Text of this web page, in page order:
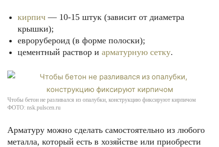
кирпич — 10-15 штук (зависит от диаметра
крышки);
еврорубероид (в форме полоски);
цементный раствор и арматурную сетку.
Чтобы бетон не разливался из опалубки, конструкцию фиксируют кирпичом
ФОТО: nsk.pulscen.ru
Арматуру можно сделать самостоятельно из любого
металла, который есть в хозяйстве или приобрести